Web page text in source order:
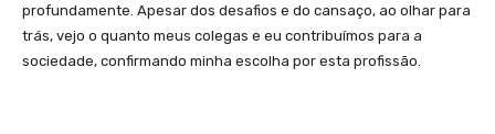
profundamente. Apesar dos desafios e do cansaço, ao olhar para
trás, vejo o quanto meus colegas e eu contribuímos para a
sociedade, confirmando minha escolha por esta profissão.